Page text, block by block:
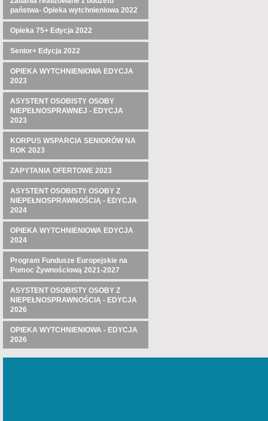
państwa- Opieka wytchnieniowa 2022
Opieka 75+ Edycja 2022
Senior+ Edycja 2022
OPIEKA WYTCHNIENIOWA EDYCJA
2023
ASYSTENT OSOBISTY OSOBY
NIEPEŁNOSPRAWNEJ - EDYCJA
2023
KORPUS WSPARCIA SENIORÓW NA
ROK 2023
ZAPYTANIA OFERTOWE 2023
ASYSTENT OSOBISTY OSOBY Z
NIEPEŁNOSPRAWNOŚCIĄ - EDYCJA
2024
OPIEKA WYTCHNIENIOWA EDYCJA
2024
Program Fundusze Europejskie na
Pomoc Żywnościową 2021-2027
ASYSTENT OSOBISTY OSOBY Z
NIEPEŁNOSPRAWNOŚCIĄ - EDYCJA
2026
OPIEKA WYTCHNIENIOWA - EDYCJA
2026